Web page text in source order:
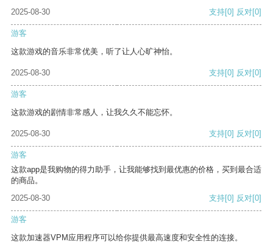
2025-08-30
支持[0] 反对[0]
游客
这款游戏的音乐非常优美，听了让人心旷神怡。
2025-08-30 支持[0] 反对[0]
游客
这款游戏的剧情非常感人，让我久久不能忘怀。
2025-08-30 支持[0] 反对[0]
游客
这款app是我购物的得力助手，让我能够找到最优惠的价格，买到最合适
的商品。
2025-08-30
支持[0] 反对[0]
游客
这款加速器VPM应用程序可以给你提供最高速度和安全性的连接。